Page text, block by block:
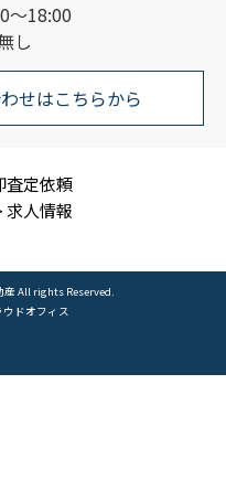
～18:00
し
せはこちらから
査定依頼
求人情報
All rights Reserved.
ドオフィス